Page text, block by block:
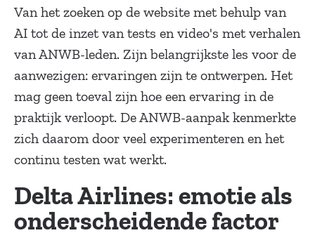
Van het zoeken op de website met behulp van
AI tot de inzet van tests en video's met verhalen
van ANWB-leden. Zijn belangrijkste les voor de
aanwezigen: ervaringen zijn te ontwerpen. Het
mag geen toeval zijn hoe een ervaring in de
praktijk verloopt. De ANWB-aanpak kenmerkte
zich daarom door veel experimenteren en het
continu testen wat werkt.
Delta Airlines: emotie als
onderscheidende factor